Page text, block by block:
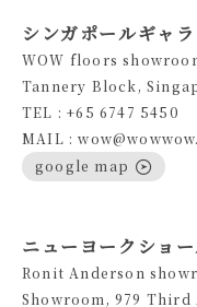
シンガポールギャ
WOW floors
Tannery Block,
TEL : +65 6747 5450
MAIL :
google map
ニューヨークショ
Ronit Anderson
Showroom, 979 Third